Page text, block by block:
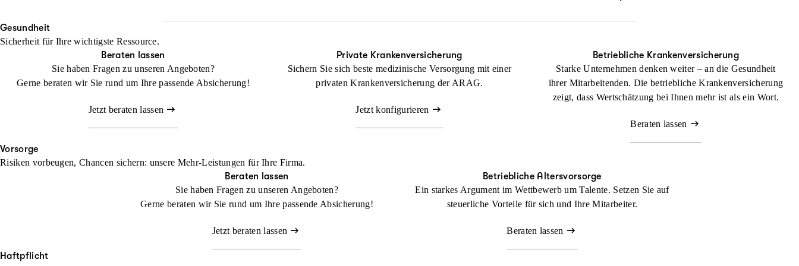
Beraten lassen
Jetzt konfigurieren Beraten lassen
Gesundheit
Sicherheit für Ihre wichtigste Ressource.
Beraten lassen
Sie haben Fragen zu unseren Angeboten?
Gerne beraten wir Sie rund um Ihre passende Absicherung!
Jetzt beraten lassen
Private Krankenversicherung
Sichern Sie sich beste medizinische Versorgung mit einer
privaten Krankenversicherung der ARAG.
Jetzt konfigurieren
Betriebliche Krankenversicherung
Starke Unternehmen denken weiter – an die Gesundheit
ihrer Mitarbeitenden. Die betriebliche Krankenversicherung
zeigt, dass Wertschätzung bei Ihnen mehr ist als ein Wort.
Beraten lassen
Vorsorge
Risiken vorbeugen, Chancen sichern: unsere Mehr-Leistungen für Ihre Firma.
Beraten lassen
Sie haben Fragen zu unseren Angeboten?
Gerne beraten wir Sie rund um Ihre passende Absicherung!
Jetzt beraten lassen
Betriebliche Altersvorsorge
Ein starkes Argument im Wettbewerb um Talente. Setzen Sie auf
steuerliche Vorteile für sich und Ihre Mitarbeiter.
Beraten lassen
Haftpflicht